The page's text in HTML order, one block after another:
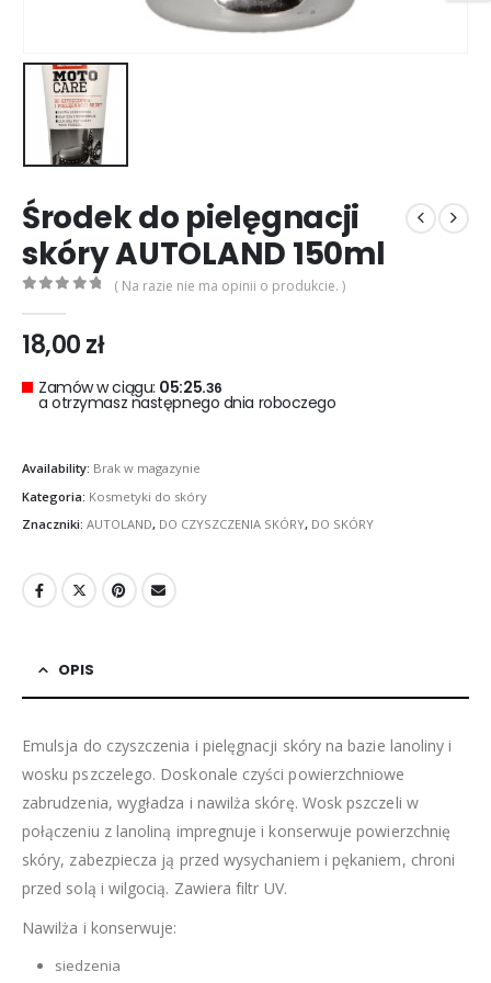
Środek do pielęgnacji
skóry AUTOLAND 150ml
( Na razie nie ma opinii o produkcie. )
18,00zł
Zamów w ciągu: 05:25.35
a otrzymasz następnego dnia roboczego
Availability: Brak w magazynie
Kategoria: Kosmetyki do skóry
Znaczniki: AUTOLAND, DO CZYSZCZENIA SKÓRY, DO SKÓRY
OPIS
Emulsja do czyszczenia i pielęgnacji skóry na bazie lanoliny i
wosku pszczelego. Doskonale czyści powierzchniowe
zabrudzenia, wygładza i nawilża skórę. Wosk pszczeli w
połączeniu z lanoliną impregnuje i konserwuje powierzchnię
skóry, zabezpiecza ją przed wysychaniem i pękaniem, chroni
przed solą i wilgocią. Zawiera filtr UV.
Nawilża i konserwuje:
siedzenia